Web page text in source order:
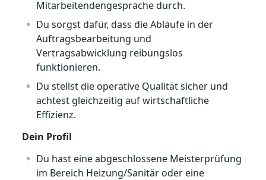
Mitarbeitendengespräche durch.
Du sorgst dafür, dass die Abläufe in der
Auftragsbearbeitung und
Vertragsabwicklung reibungslos
funktionieren.
Du stellst die operative Qualität sicher und
achtest gleichzeitig auf wirtschaftliche
Effizienz.
Dein Profil
Du hast eine abgeschlossene Meisterprüfung
im Bereich Heizung/Sanitär oder eine